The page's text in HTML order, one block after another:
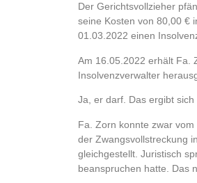
Der Gerichtsvollzieher
seine Kosten von 80,00 €
01.03.2022 einen
Am 16.05.2022 erhält Fa.
Insolvenzverwalter
Ja, er darf. Das ergibt
Fa. Zorn konnte zwar
der Zwangsvollstreckung
gleichgestellt. Juristisch
beanspruchen hatte. Das